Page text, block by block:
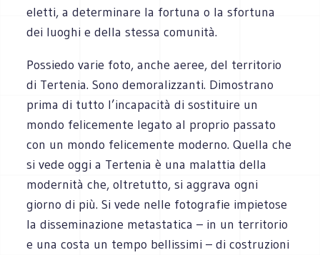
eletti, a determinare la fortuna o la sfortuna
dei luoghi e della stessa comunità.
Possiedo varie foto, anche aeree, del territorio
di Tertenia. Sono demoralizzanti. Dimostrano
prima di tutto l’incapacità di sostituire un
mondo felicemente legato al proprio passato
con un mondo felicemente moderno. Quella che
si vede oggi a Tertenia è una malattia della
modernità che, oltretutto, si aggrava ogni
giorno di più. Si vede nelle fotografie impietose
la disseminazione metastatica – in un territorio
e una costa un tempo bellissimi – di costruzioni